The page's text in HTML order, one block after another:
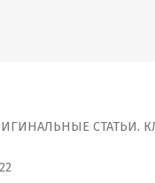
смещений
СТАТЬИ.